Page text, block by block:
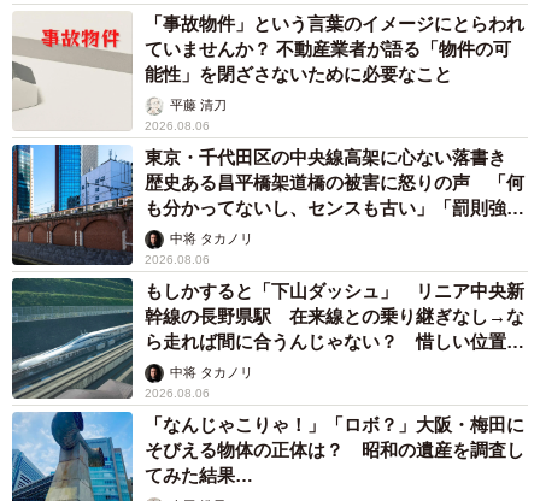
「事故物件」という言葉のイメージにとらわれ
ていませんか？ 不動産業者が語る「物件の可
能性」を閉ざさないために必要なこと
平藤 清刀
2026.08.06
東京・千代田区の中央線高架に心ない落書き
歴史ある昌平橋架道橋の被害に怒りの声 「何
も分かってないし、センスも古い」「罰則強化
して」中将 タカノリ
2026.08.06
もしかすると「下山ダッシュ」 リニア中央新
幹線の長野県駅 在来線との乗り継ぎなし→な
ら走れば間に合うんじゃない？ 惜しい位置関
係が反響
中将 タカノリ
2026.08.06
「なんじゃこりゃ！」「ロボ？」大阪・梅田に
そびえる物体の正体は？ 昭和の遺産を調査し
てみた結果…